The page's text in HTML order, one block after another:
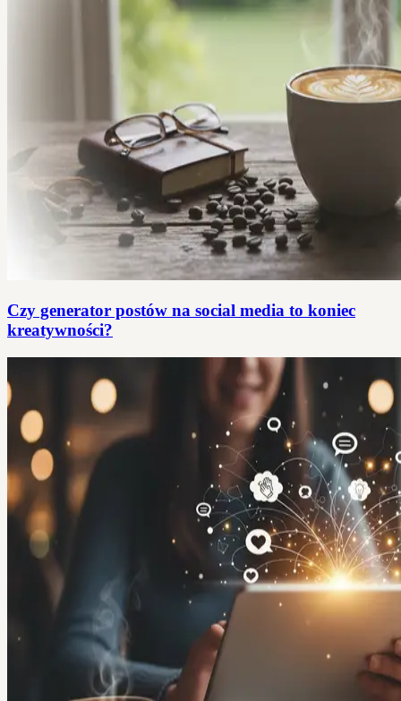
Czy generator postów na social media to koniec
kreatywności?